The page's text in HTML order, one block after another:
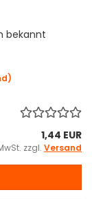
bekannt
1,44 EUR
zzgl. Versand